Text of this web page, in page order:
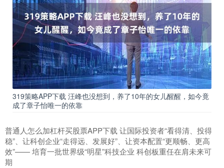
319策略APP下载 汪峰也没想到，养了10年的女儿醒醒，如今竟
成了章子怡唯一的依靠
普通人怎么加杠杆买股票APP下载 让国际投资者“看得清、投得
稳”、让科创企业“走得远、发展好”、让资本配置“更顺畅、更高
效”—— 培育一批世界级“明星”科技企业 科创板重任在肩未来可
期